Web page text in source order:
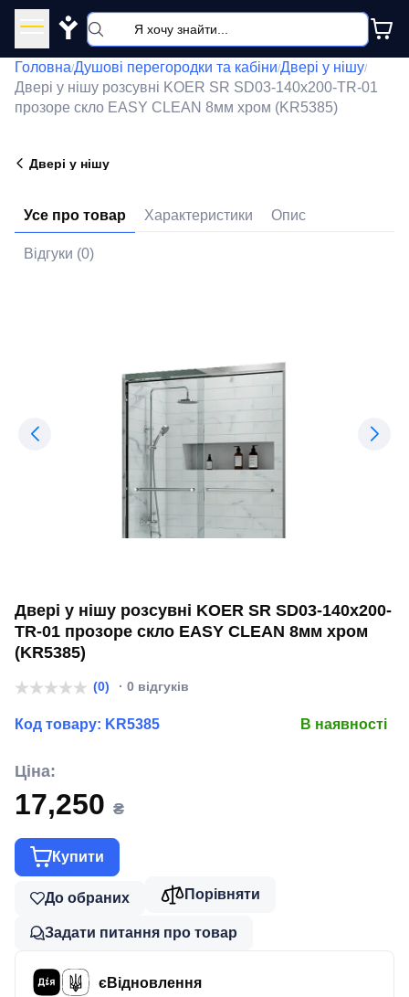
Y
Головна/Душові перегородки та кабіни/Двері у нішу/
Двері у нішу розсувні KOER SR SD03-140x200-TR-01
прозоре скло EASY CLEAN 8мм хром (KR5385)
Двері у нішу
Усе про товар Характеристики Опис
Відгуки (0)
Двері у нішу розсувні KOER SR SD03-140x200-
TR-01 прозоре скло EASY CLEAN 8мм хром
(KR5385)
(0) · 0 відгуків
Код товару: KR5385 В наявності
Ціна:
17,250 ₴
Купити
До обраних Порівняти
Задати питання про товар
єВідновлення